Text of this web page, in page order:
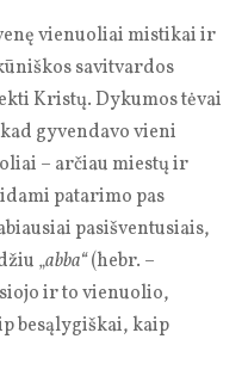
vienuoliai mistikai ir
savitvardos
Kristų. Dykumos tėvai
gyvendavo vieni
– arčiau miestų ir
patarimo pas
pasišventusiais,
„abba“(hebr. –
ir to vienuolio,
besąlygiškai, kaip